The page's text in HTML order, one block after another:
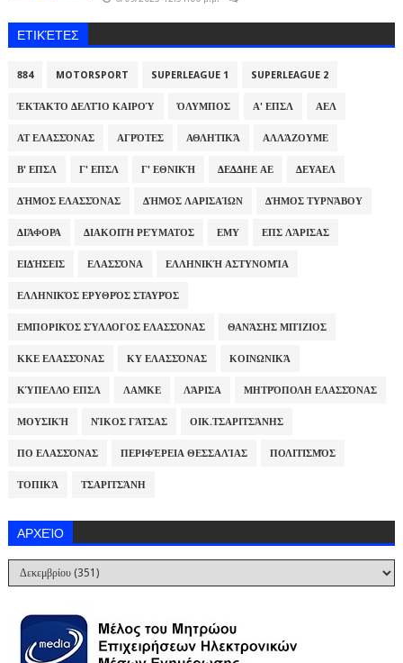
ΕΤΙΚΈΤΕΣ
884 MOTORSPORT SUPERLEAGUE 1 SUPERLEAGUE 2
ΈΚΤΑΚΤΟ ΔΕΛΤΊΟ ΚΑΙΡΟΎ ΌΛΥΜΠΟΣ Α' ΕΠΣΛ ΑΕΛ
ΑΤ ΕΛΑΣΣΌΝΑΣ ΑΓΡΌΤΕΣ ΑΘΛΗΤΙΚΆ ΑΛΛΆΖΟΥΜΕ
Β' ΕΠΣΛ Γ' ΕΠΣΛ Γ' ΕΘΝΙΚΉ ΔΕΔΔΗΕ ΑΕ ΔΕΥΑΕΛ
ΔΉΜΟΣ ΕΛΑΣΣΌΝΑΣ ΔΉΜΟΣ ΛΑΡΙΣΑΊΩΝ ΔΉΜΟΣ ΤΥΡΝΆΒΟΥ
ΔΙΆΦΟΡΑ ΔΙΑΚΟΠΉ ΡΕΎΜΑΤΟΣ ΕΜΥ ΕΠΣ ΛΆΡΙΣΑΣ
ΕΙΔΉΣΕΙΣ ΕΛΑΣΣΌΝΑ ΕΛΛΗΝΙΚΉ ΑΣΤΥΝΟΜΊΑ
ΕΛΛΗΝΙΚΌΣ ΕΡΥΘΡΌΣ ΣΤΑΥΡΌΣ
ΕΜΠΟΡΙΚΌΣ ΣΎΛΛΟΓΟΣ ΕΛΑΣΣΌΝΑΣ ΘΑΝΆΣΗΣ ΜΠΊΖΙΟΣ
ΚΚΕ ΕΛΑΣΣΌΝΑΣ ΚΥ ΕΛΑΣΣΌΝΑΣ ΚΟΙΝΩΝΙΚΆ
ΚΎΠΕΛΛΟ ΕΠΣΛ ΛΑΜΚΕ ΛΆΡΙΣΑ ΜΗΤΡΌΠΟΛΗ ΕΛΑΣΣΌΝΑΣ
ΜΟΥΣΙΚΉ ΝΊΚΟΣ ΓΆΤΣΑΣ ΟΙΚ.ΤΣΑΡΙΤΣΆΝΗΣ
ΠΟ ΕΛΑΣΣΌΝΑΣ ΠΕΡΙΦΈΡΕΙΑ ΘΕΣΣΑΛΊΑΣ ΠΟΛΙΤΙΣΜΌΣ
ΤΟΠΙΚΆ ΤΣΑΡΙΤΣΆΝΗ
ΑΡΧΕΊΟ